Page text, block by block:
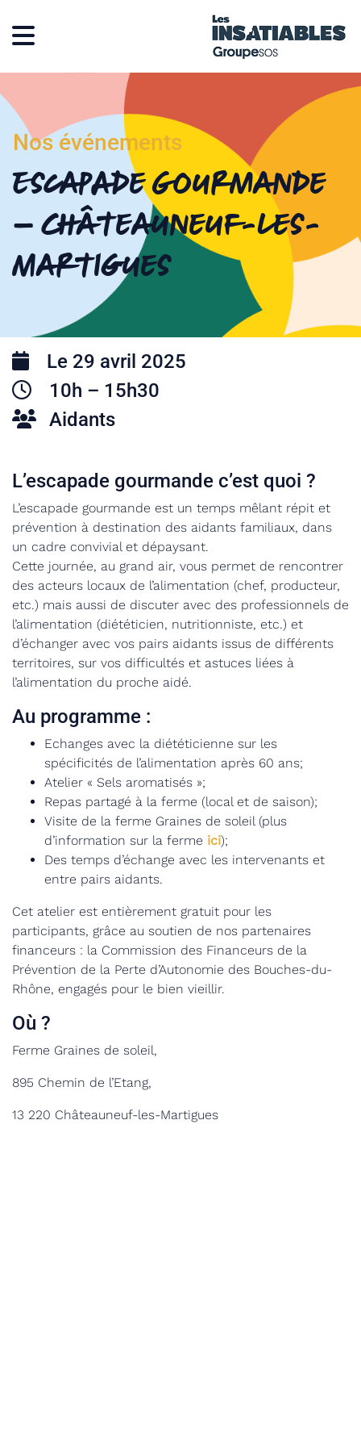
Nos événements
Escapade Gourmande
– Châteauneuf-les-
Martigues
Le 29 avril 2025
10h – 15h30
Aidants
L’escapade gourmande c’est quoi ?
L’escapade gourmande est un temps mêlant répit et
prévention à destination des aidants familiaux, dans
un cadre convivial et dépaysant.
Cette journée, au grand air, vous permet de rencontrer
des acteurs locaux de l’alimentation (chef, producteur,
etc.) mais aussi de discuter avec des professionnels de
l’alimentation (diététicien, nutritionniste, etc.) et
d’échanger avec vos pairs aidants issus de différents
territoires, sur vos difficultés et astuces liées à
l’alimentation du proche aidé.
Au programme :
Echanges avec la diététicienne sur les
spécificités de l’alimentation après 60 ans;
Atelier « Sels aromatisés »;
Repas partagé à la ferme (local et de saison);
Visite de la ferme Graines de soleil (plus
d’information sur la ferme ici);
Des temps d’échange avec les intervenants et
entre pairs aidants.
Cet atelier est entièrement gratuit pour les
participants, grâce au soutien de nos partenaires
financeurs : la Commission des Financeurs de la
Prévention de la Perte d’Autonomie des Bouches-du-
Rhône, engagés pour le bien vieillir.
Où ?
Ferme Graines de soleil,
895 Chemin de l’Etang,
13 220 Châteauneuf-les-Martigues